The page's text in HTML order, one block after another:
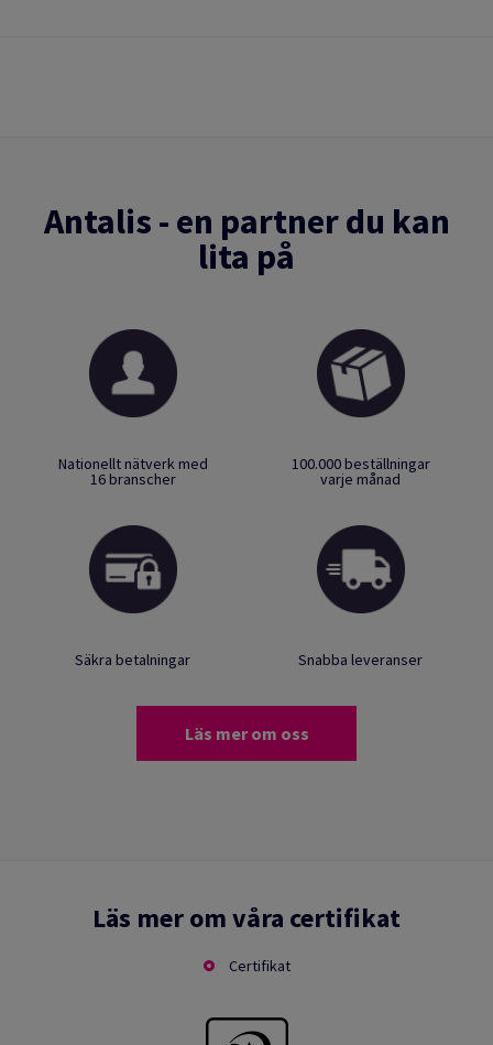
Antalis - en partner du kan
lita på
Nationellt nätverk med
16 branscher
100.000 beställningar
varje månad
Säkra betalningar Snabba leveranser
Läs mer om oss
Läs mer om våra certifikat
Certifikat